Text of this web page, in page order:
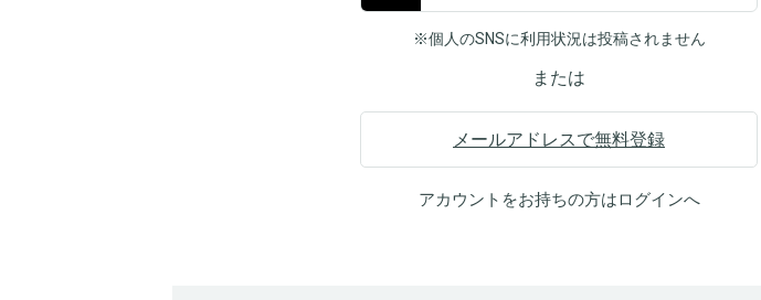
※個人のSNSに利用状況は投稿されません
または
メールアドレスで無料登録
アカウントをお持ちの方はログインへ